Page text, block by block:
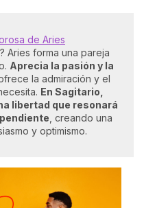
de Aries
Aries forma una pareja
Aprecia la pasión y la
la admiración y el
En Sagitario,
libertad que resonará
, creando una
y optimismo.